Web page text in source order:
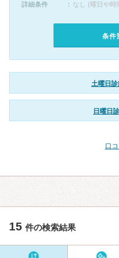
詳細条件
なし (曜日や時
条件
土曜日
日曜日
口
15 件の検索結果